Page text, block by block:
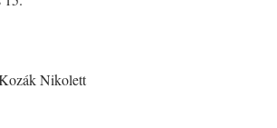
Nikolett